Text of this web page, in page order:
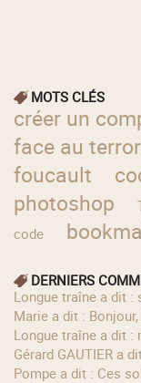
MOTS CLÉS
créer un
face au
foucault
photoshop
code
DERNIERS
longue traîne a dit :
Marie a dit :
longue traîne a dit :
Gérard GAUTIER a
Pompe a dit : Ces